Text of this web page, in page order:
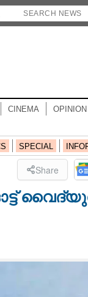
CINEMA OPINION
SPECIAL
Share